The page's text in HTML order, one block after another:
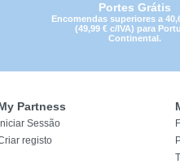
Portes Grátis
Encomendas superiores a
(49,99 € c/IVA) para
Continental.
Partness
Iniciar Sessão
registo